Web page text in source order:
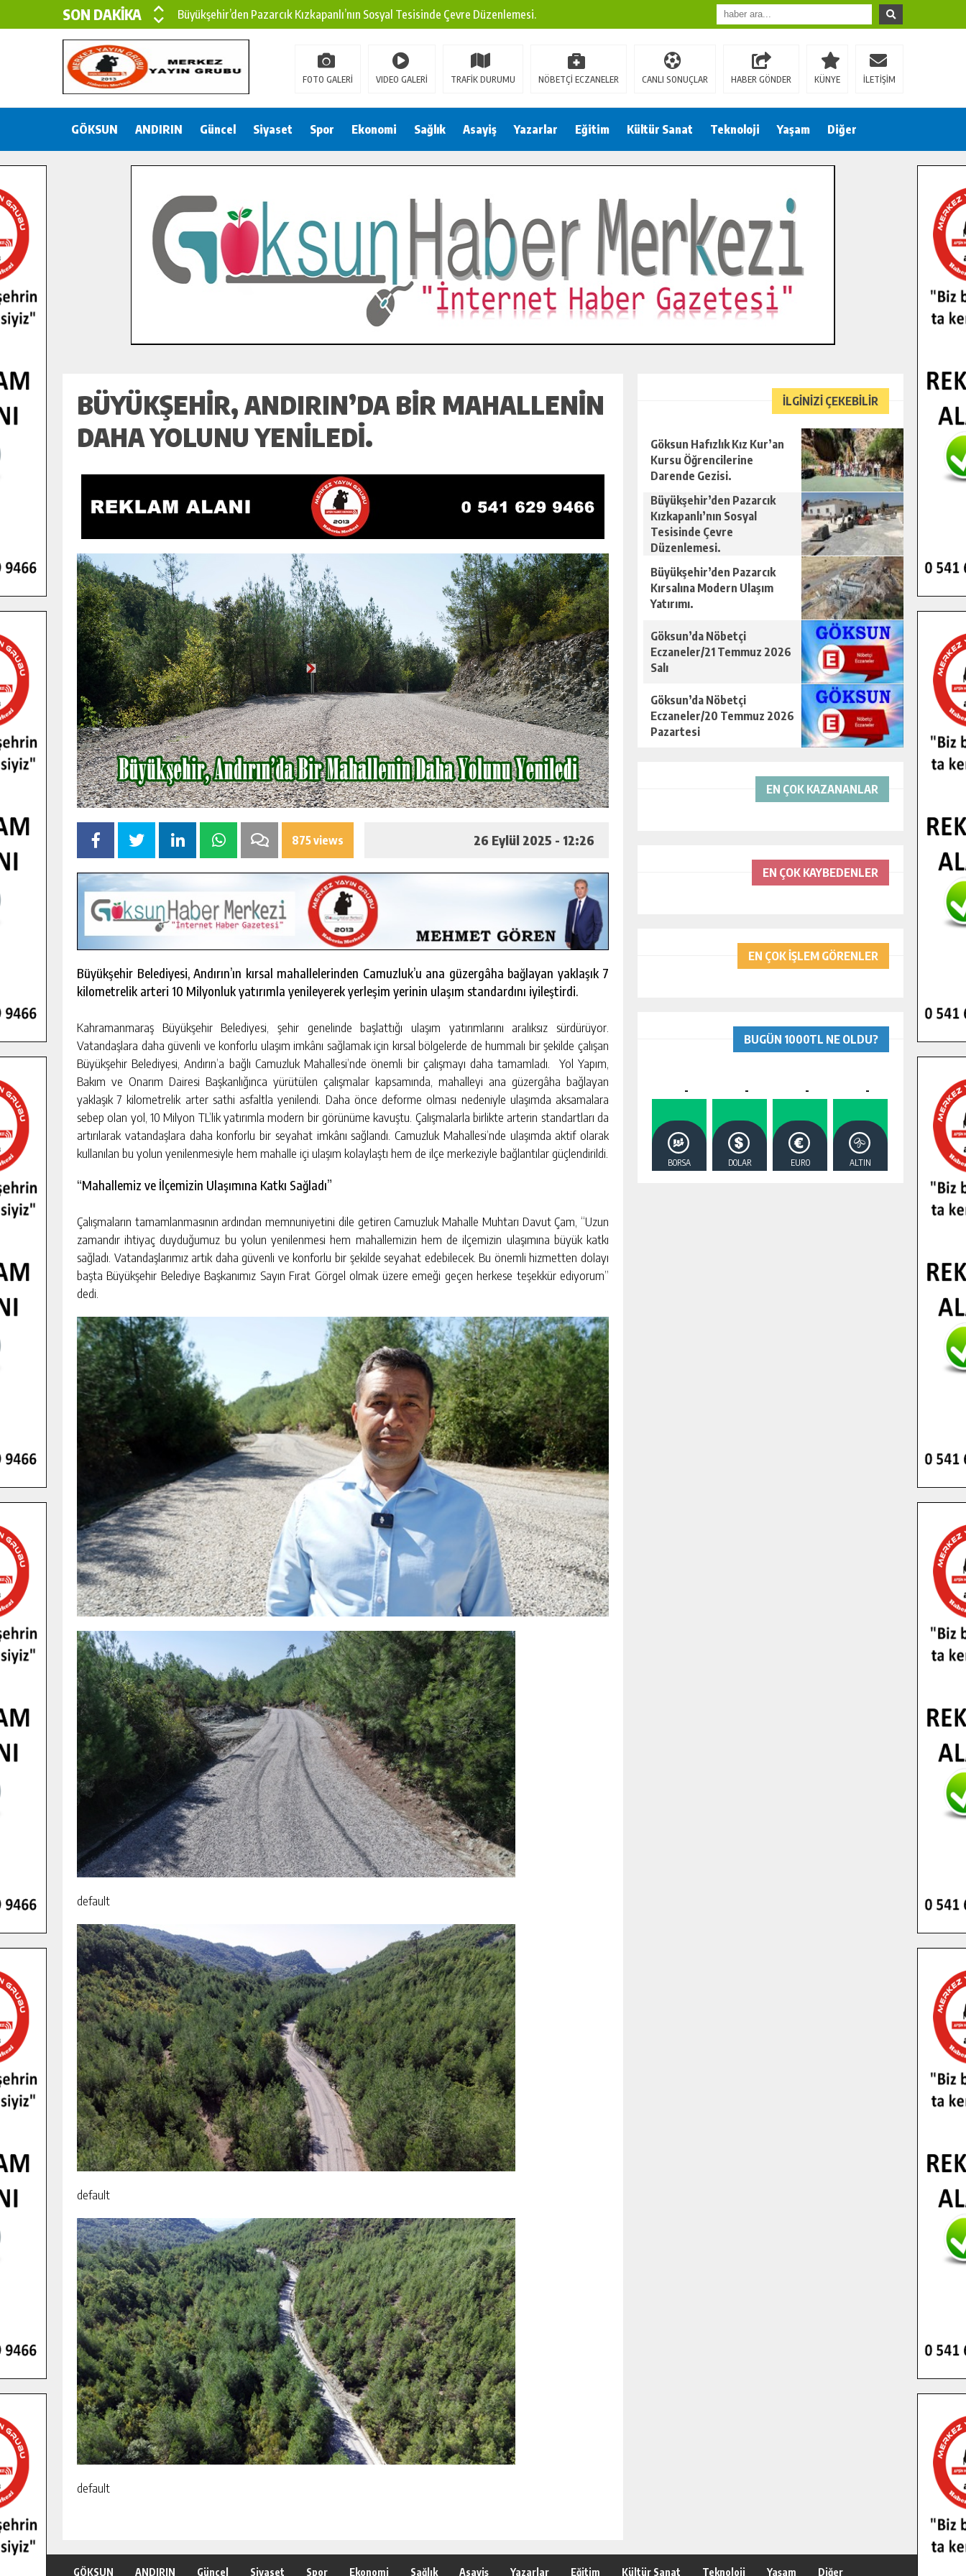
SON DAKİKA
Büyükşehir’den Pazarcık Kızkapanlı’nın Sosyal Tesisinde Çevre Düzenlemesi.
Büyükşehir’den Pazarcık Kırsalına Modern Ulaşım Yatırımı.
Çin’den KSÜ’ye Uluslararası Başarı: Edinilen Bilgi Türk Tarımına Katkı Sağlayacak.
Gençler Pusula Maraş Kampında Yeni Medya ve Fotoğrafçılığı Keşfetti.
İlçe Jandarma Komutanı Karakaya’dan Başkan Cüce’ye Veda Ziyareti.
Bertiz’in Yeni Köprüsünde Sona Doğru.
FOTO GALERİ VIDEO GALERİ TRAFİK DURUMU NÖBETÇİ ECZANELER CANLI SONUÇLAR HABER GÖNDER KÜNYE İLETİŞİM
GÖKSUN ANDIRIN Güncel Siyaset Spor Ekonomi Sağlık Asayiş Yazarlar Eğitim Kültür Sanat Teknoloji Yaşam Diğer
BÜYÜKŞEHIR, ANDIRIN’DA BIR MAHALLENIN
DAHA YOLUNU YENILEDI.
875 views 26 Eylül 2025 - 12:26
Büyükşehir Belediyesi, Andırın’ın kırsal mahallelerinden Camuzluk’u ana güzergâha bağlayan yaklaşık 7
kilometrelik arteri 10 Milyonluk yatırımla yenileyerek yerleşim yerinin ulaşım standardını iyileştirdi.
Kahramanmaraş Büyükşehir Belediyesi, şehir genelinde başlattığı ulaşım yatırımlarını aralıksız sürdürüyor.
Vatandaşlara daha güvenli ve konforlu ulaşım imkânı sağlamak için kırsal bölgelerde de hummalı bir şekilde çalışan
Büyükşehir Belediyesi, Andırın’a bağlı Camuzluk Mahallesi’nde önemli bir çalışmayı daha tamamladı. Yol Yapım,
Bakım ve Onarım Dairesi Başkanlığınca yürütülen çalışmalar kapsamında, mahalleyi ana güzergâha bağlayan
yaklaşık 7 kilometrelik arter sathi asfaltla yenilendi. Daha önce deforme olması nedeniyle ulaşımda aksamalara
sebep olan yol, 10 Milyon TL’lik yatırımla modern bir görünüme kavuştu. Çalışmalarla birlikte arterin standartları da
artırılarak vatandaşlara daha konforlu bir seyahat imkânı sağlandı. Camuzluk Mahallesi’nde ulaşımda aktif olarak
kullanılan bu yolun yenilenmesiyle hem mahalle içi ulaşım kolaylaştı hem de ilçe merkeziyle bağlantılar güçlendirildi.
“Mahallemiz ve İlçemizin Ulaşımına Katkı Sağladı”
Çalışmaların tamamlanmasının ardından memnuniyetini dile getiren Camuzluk Mahalle Muhtarı Davut Çam, “Uzun
zamandır ihtiyaç duyduğumuz bu yolun yenilenmesi hem mahallemizin hem de ilçemizin ulaşımına büyük katkı
sağladı. Vatandaşlarımız artık daha güvenli ve konforlu bir şekilde seyahat edebilecek. Bu önemli hizmetten dolayı
başta Büyükşehir Belediye Başkanımız Sayın Fırat Görgel olmak üzere emeği geçen herkese teşekkür ediyorum”
dedi.
default
default
default
İLGİNİZİ ÇEKEBİLİR
Göksun Hafızlık Kız Kur’an
Kursu Öğrencilerine
Darende Gezisi.
Büyükşehir’den Pazarcık
Kızkapanlı’nın Sosyal
Tesisinde Çevre
Düzenlemesi.
Büyükşehir’den Pazarcık
Kırsalına Modern Ulaşım
Yatırımı.
Göksun’da Nöbetçi
Eczaneler/21 Temmuz 2026
Salı
Göksun’da Nöbetçi
Eczaneler/20 Temmuz 2026
Pazartesi
EN ÇOK KAZANANLAR
EN ÇOK KAYBEDENLER
EN ÇOK İŞLEM GÖRENLER
BUGÜN 1000TL NE OLDU?
-
BORSA
-
DOLAR
-
EURO
-
ALTIN
GÖKSUN ANDIRIN Güncel Siyaset Spor Ekonomi Sağlık Asayiş Yazarlar Eğitim Kültür Sanat Teknoloji Yaşam Diğer